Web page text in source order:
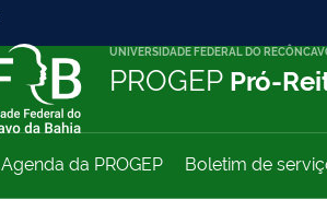
UNIVERSIDADE FEDERAL DO
PROGEP Pró-
Agenda da PROGEP Boletim de